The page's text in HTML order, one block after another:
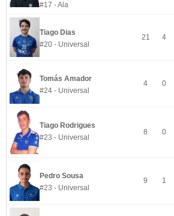
#17 - Ala
Tiago Dias
#20 - Universal
21 4
Tomás Amador
#24 - Universal
4 0
Tiago Rodrigues
#23 - Universal
8 0
Pedro Sousa
#23 - Universal
9 1